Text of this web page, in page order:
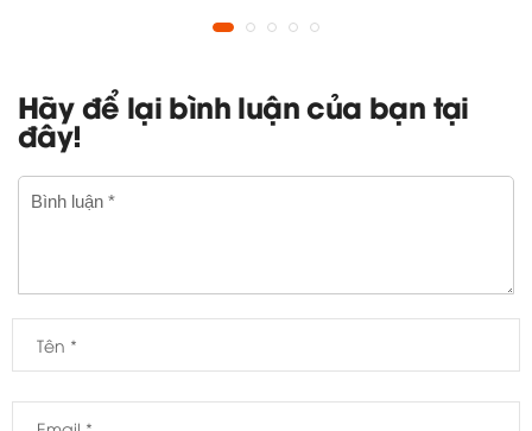
Hãy để lại bình luận của bạn tại
đây!